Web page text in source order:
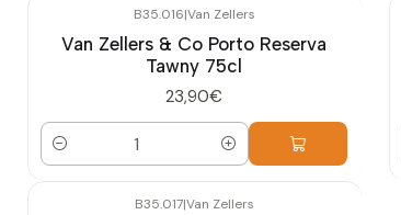
B35.016|Van Zellers
Van Zellers & Co Porto Reserva
Tawny 75cl
23,90€
Quantidade
B35.017|Van Zellers